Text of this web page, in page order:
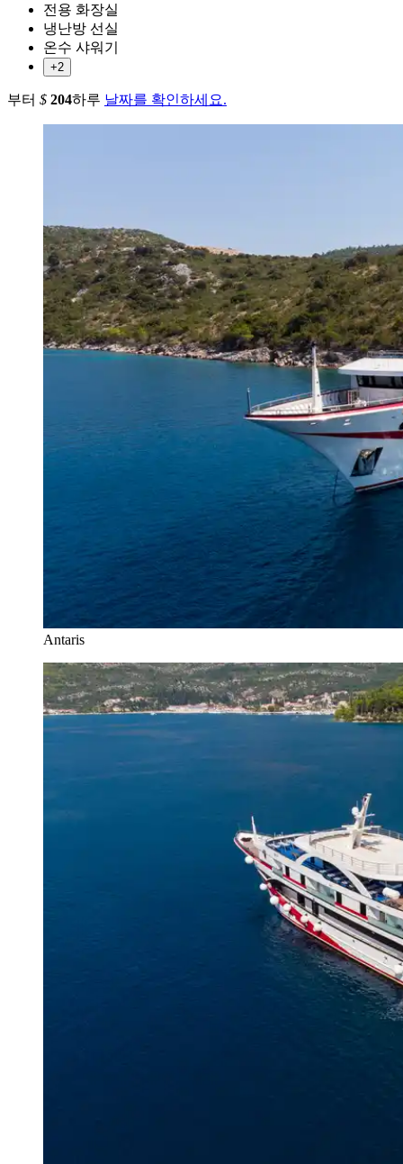
전용 화장실
냉난방 선실
온수 샤워기
+2
부터 $ 204하루 날짜를 확인하세요.
Antaris